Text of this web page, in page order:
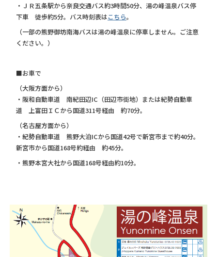
・ＪＲ五条駅から奈良交通バス約3時間50分、湯の峰温泉バス停
下車 徒歩約5分。バス時刻表はこちら。
（一部の熊野御坊南海バスは湯の峰温泉に停車しません。ご注意
ください。）
■お車で
（大阪方面から）
・阪和自動車道 南紀田辺IC（田辺市街地）または紀勢自動車
道 上富田ＩＣから国道311号経由 約70分。
（名古屋方面から）
・紀勢自動車道 熊野大泊ICから国道42号で新宮市まで約40分。
新宮市から国道168号約経由 約45分。
・熊野本宮大社から国道168号経由約10分。